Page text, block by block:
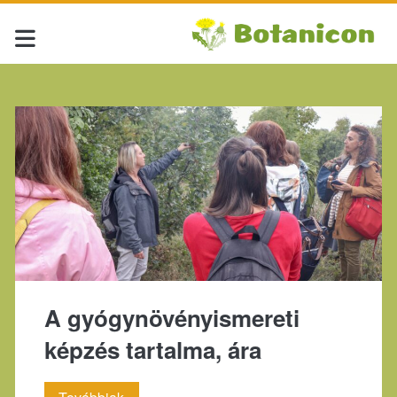
Címke:
<span>közösség</
A gyógynövényismereti
képzés tartalma, ára